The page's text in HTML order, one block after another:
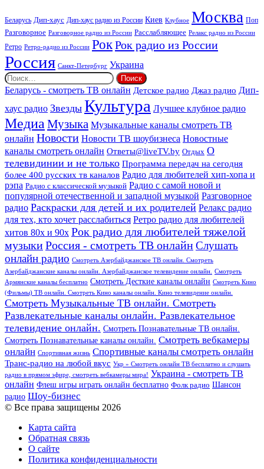
Беларусь Дип-хаус Дип-хаус радио из России Киев Клубное Москва Поп
Разговорное Разговорное радио из России Расслабляющее Релакс радио из России
Ретро Ретро-радио из России РокРок радио из России
Россия Санкт-Петербург Украина
Найти:
Беларусь - смотреть ТВ онлайн Детское радио Джаз радио Дип-
хаус радио Звезды Культура Лучшее клубное радио
Медиа Музыка Музыкальные каналы смотреть ТВ
онлайн Новости Новости ТВ шоубизнеса Новостные
каналы смотреть онлайн Ответы@liveTV.by Отдых О
телевидинии и не только Программа передач на сегодня
более 400 русских тв каналов Радио для любителей хип-хопа и
рэпа Радио с классической музыкой Радио с самой новой и
популярной отечественной и западной музыкой Разговорное
радио Раскраски для детей и их родителей Релакс радио
для тех, кто хочет расслабиться Ретро радио для любителей
хитов 80х и 90х Рок радио для любителей тяжелой
музыкиРоссия - смотреть ТВ онлайнСлушать
онлайн радио Смотреть Азербайджанское ТВ онлайн. Смотреть
Азербайджанские каналы онлайн. Азербайджанское телевидение онлайн.
Смотреть
Армянские каналы бесплатно Смотреть Десткие каналы онлайн Смотреть Кино
(Фильмы) ТВ онлайн. Смотреть Кино каналы онлайн. Кино телевидение онлайн.
Смотреть Музыкальные ТВ онлайн. Смотреть
Развлекательные каналы онлайн. Развлекательное
телевидение онлайн. Смотреть Познавательные ТВ онлайн.
Смотреть Познавательные каналы онлайн. Смотреть вебкамеры
онлайн Спортивная жизнь Спортивные каналы смотреть онлайн
Транс-радио на любой вкус Укр » Смотреть онлайн ТВ бесплатно и слушать
радио в прямом эфире, смотреть вебкамеры мира! Украина - смотреть ТВ
онлайн Флеш игры играть онлайн бесплатно Фолк радио Шансон
радио Шоу-бизнес
© Все права защищены 2026
Карта сайта
Обратная связь
О сайте
Политика конфиденциальности